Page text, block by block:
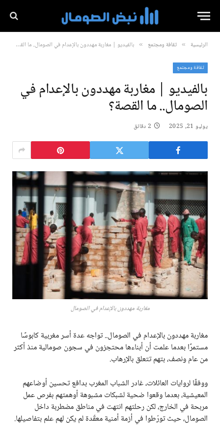
الرئيسية » ثقافة ومجتمع » بالفيديو | مغاربة مهددون بالإعدام في الصومال.. ما القصة؟
ثقافة ومجتمع
بالفيديو | مغاربة مهددون بالإعدام في
الصومال.. ما القصة؟
يوليو 21, 2025 2 دقائق
مغاربة مهددون بالإعدام في الصومال
مغاربة مهددون بالإعدام في الصومال.. تواجه عدة أسر مغربية كابوسًا
مستمرًا بعدما علمت أن أبناءها محتجزون في سجون صومالية منذ أكثر
من عام ونصف، بتهم تتعلق بالإرهاب.
ووفقًا لروايات العائلات، غادر الشباب المغرب بدافع تحسين أوضاعهم
المعيشية، بعدما وقعوا ضحية لشبكات مشبوهة أوهمتهم بفرص عمل
مربحة في الخارج، لكن رحلتهم انتهت في مناطق مضطربة داخل
الصومال، حيث تورّطوا في أزمة أمنية معقّدة لم يكن لهم علم بتفاصيلها.